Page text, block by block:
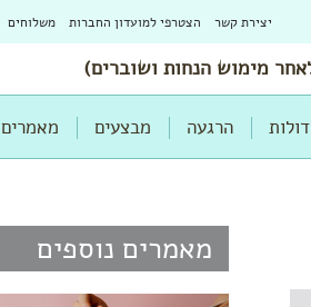
יצירת קשר הצטרפי למועדון החברות משלוחים
דולות הרגעה מבצעים מאמרים
מאמרים נוספים